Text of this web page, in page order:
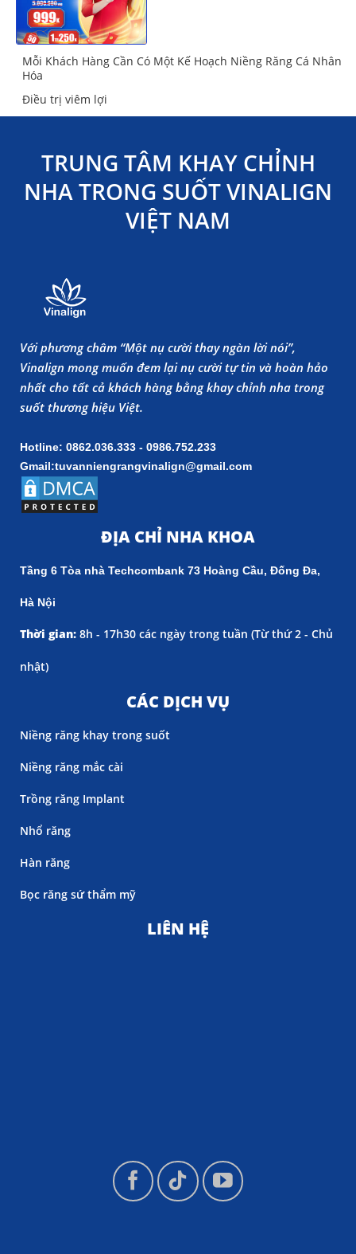
Mỗi Khách Hàng Cần Có Một Kế Hoạch Niềng Răng Cá Nhân
Hóa
Điều trị viêm lợi
TRUNG TÂM KHAY CHỈNH
NHA TRONG SUỐT VINALIGN
VIỆT NAM
Với phương châm “Một nụ cười thay ngàn lời nói”,
Vinalign mong muốn đem lại nụ cười tự tin và hoàn hảo
nhất cho tất cả khách hàng bằng khay chỉnh nha trong
suốt thương hiệu Việt.
Hotline: 0862.036.333 - 0986.752.233
Gmail:tuvanniengrangvinalign@gmail.com
ĐỊA CHỈ NHA KHOA
Tầng 6 Tòa nhà Techcombank 73 Hoàng Cầu, Đống Đa,
Hà Nội
Thời gian: 8h - 17h30 các ngày trong tuần (Từ thứ 2 - Chủ
nhật)
CÁC DỊCH VỤ
Niềng răng khay trong suốt
Niềng răng mắc cài
Trồng răng Implant
Nhổ răng
Hàn răng
Bọc răng sứ thẩm mỹ
LIÊN HỆ